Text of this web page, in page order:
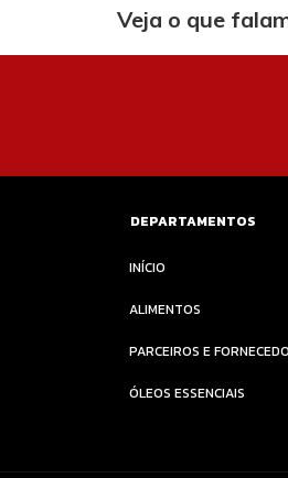
Veja o que
DEPARTAMENTOS
INÍCIO
ALIMENTOS
PARCEIROS E
ÓLEOS ESSENCIAIS